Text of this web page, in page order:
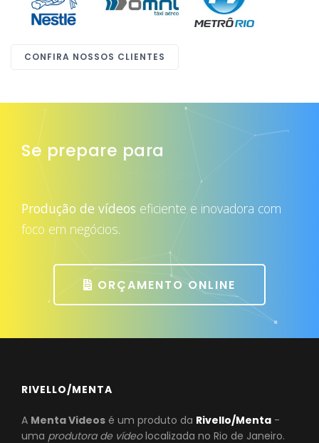
CONFIRA NOSSOS CLIENTES
Se prepare para
atrair mais clientes
Produção de vídeos eficiente e inovadora com
foco em negócios.
ORÇAMENTO ONLINE
RIVELLO/MENTA
A Menta Videos é um produto da Rivello/Menta -
uma produtora de vídeolocalizada no Rio de Janeiro.